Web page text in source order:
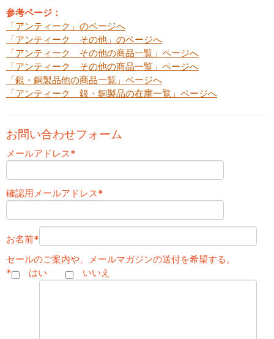
参考ページ：
「アンティーク」のページへ
「アンティーク その他」のページへ
「アンティーク その他の商品一覧」ページへ
「アンティーク その他の商品一覧」ページへ
「銀・銅製品他の商品一覧」ページへ
「アンティーク 銀・銅製品の在庫一覧」ページへ
お問い合わせフォーム
メールアドレス*
確認用メールアドレス*
お名前*
セールのご案内や、メールマガジンの送付を希望する。
*
はい いいえ